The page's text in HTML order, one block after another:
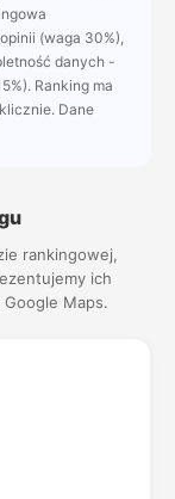
(waga 30%),
danych -
Ranking ma
Dane
rankingowej,
ich
Maps.